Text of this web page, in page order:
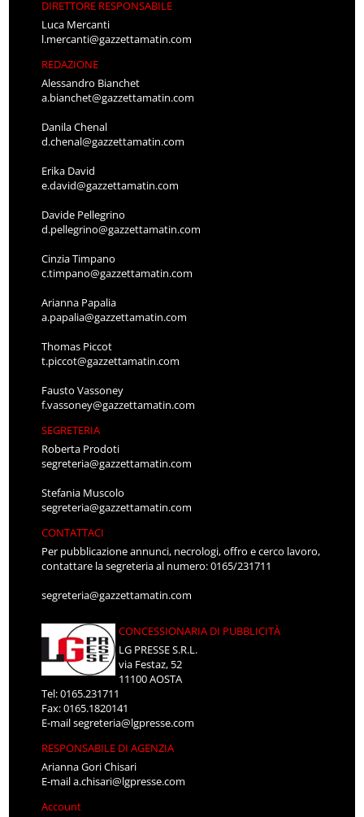
DIRETTORE RESPONSABILE
Luca Mercanti
l.mercanti@gazzettamatin.com
REDAZIONE
Alessandro Bianchet
a.bianchet@gazzettamatin.com
Danila Chenal
d.chenal@gazzettamatin.com
Erika David
e.david@gazzettamatin.com
Davide Pellegrino
d.pellegrino@gazzettamatin.com
Cinzia Timpano
c.timpano@gazzettamatin.com
Arianna Papalia
a.papalia@gazzettamatin.com
Thomas Piccot
t.piccot@gazzettamatin.com
Fausto Vassoney
f.vassoney@gazzettamatin.com
SEGRETERIA
Roberta Prodoti
segreteria@gazzettamatin.com
Stefania Muscolo
segreteria@gazzettamatin.com
CONTATTACI
Per pubblicazione annunci, necrologi, offro e cerco lavoro,
contattare la segreteria al numero: 0165/231711
segreteria@gazzettamatin.com
CONCESSIONARIA DI PUBBLICITÀ
LG PRESSE S.R.L.
via Festaz, 52
11100 AOSTA
Tel: 0165.231711
Fax: 0165.1820141
E-mailsegreteria@lgpresse.com
RESPONSABILE DI AGENZIA
Arianna Gori Chisari
E-maila.chisari@lgpresse.com
Account